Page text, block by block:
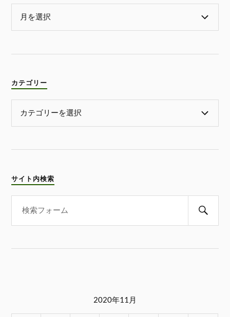
カテゴリー
サイト内検索
2020年11月